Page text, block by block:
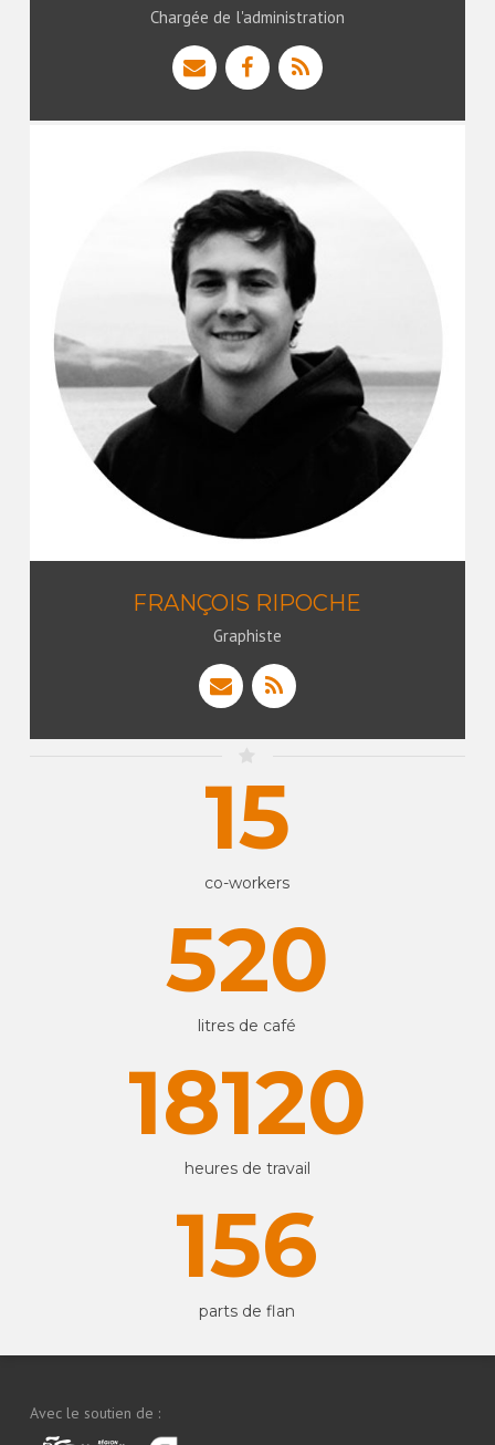
Chargée de l'administration
FRANÇOIS RIPOCHE
Graphiste
15
co-workers
520
litres de café
18120
heures de travail
156
parts de flan
Avec le soutien de :